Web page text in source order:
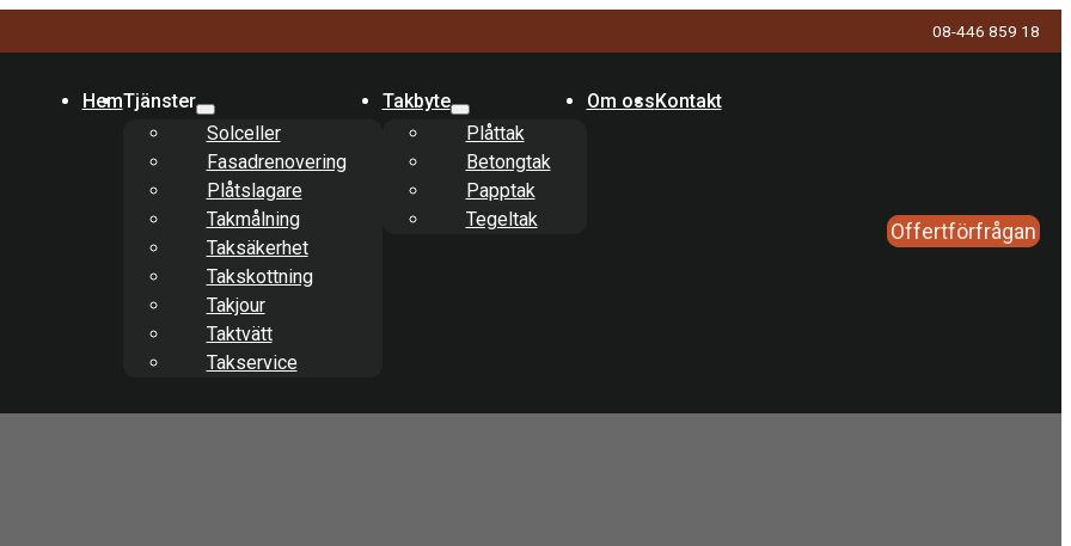
08-446 859 18
HemTjänster
Solceller
Fasadrenovering
Plåtslagare
Takmålning
Taksäkerhet
Takskottning
Takjour
Taktvätt
Takservice
Takbyte
Plåttak
Betongtak
Papptak
Tegeltak
Om ossKontakt
Offertförfrågan